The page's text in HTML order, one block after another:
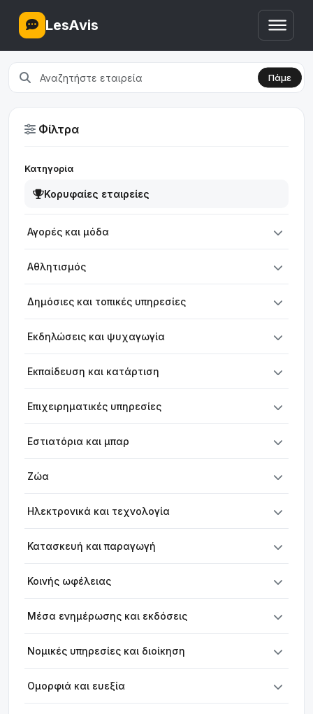
LesAvis
Πάμε
Φίλτρα
Κατηγορία
Κορυφαίες εταιρείες
Αγορές και μόδα
Αθλητισμός
Δημόσιες και τοπικές υπηρεσίες
Εκδηλώσεις και ψυχαγωγία
Εκπαίδευση και κατάρτιση
Επιχειρηματικές υπηρεσίες
Εστιατόρια και μπαρ
Ζώα
Ηλεκτρονικά και τεχνολογία
Κατασκευή και παραγωγή
Κοινής ωφέλειας
Μέσα ενημέρωσης και εκδόσεις
Νομικές υπηρεσίες και διοίκηση
Ομορφιά και ευεξία